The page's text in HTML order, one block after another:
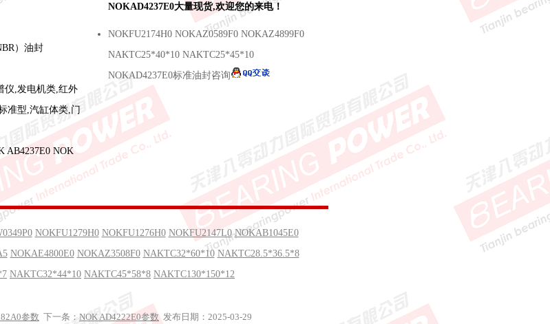
）油封
仪,发电机类,红外
准型,汽缸体类,门
AB4237E0 NOK
NOKAD4237E0大量现货,欢迎您的来电！
NOKFU2174H0 NOKAZ0589F0 NOKAZ4899F0
NAKTC25*40*10 NAKTC25*45*10
NOKAD4237E0标准油封咨询
NOKFU1279H0 NOKFU1276H0 NOKFU2147L0 NOKAB1045E0
NOKAE4800E0 NOKAZ3508F0 NAKTC32*60*10 NAKTC28.5*36.5*8
NAKTC32*44*10 NAKTC45*58*8 NAKTC130*150*12
参数 下一条： NOK AD4222E0参数 发布日期：2025-03-29